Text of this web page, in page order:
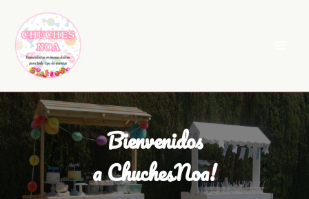
contenido
Bienvenidos
a ChuchesNoa!